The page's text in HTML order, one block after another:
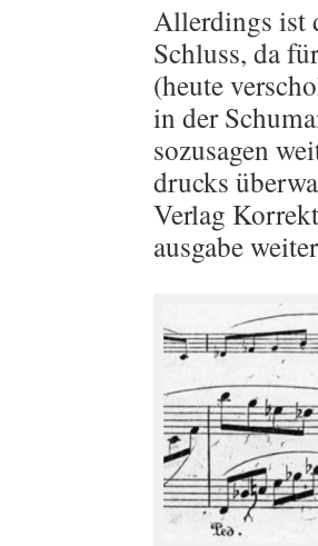
Al­ler­dings ist
Schluss, da
(heute
in der
so­zu­sa­gen
drucks
Ver­lag
aus­ga­be